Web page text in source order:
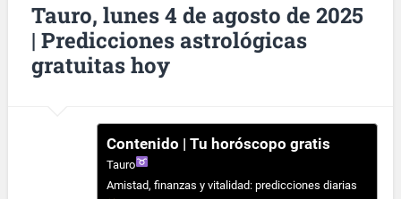
Tauro, lunes 4 de agosto de 2025
| Predicciones astrológicas
gratuitas hoy
Contenido | Tu horóscopo gratis
Tauro
Amistad, finanzas y vitalidad: predicciones diarias